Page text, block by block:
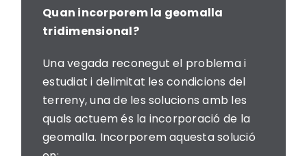
Quan incorporem la geomalla
tridimensional?
Una vegada reconegut el problema i
estudiat i delimitat les condicions del
terreny, una de les solucions amb les
quals actuem és la incorporació de la
geomalla. Incorporem aquesta solució